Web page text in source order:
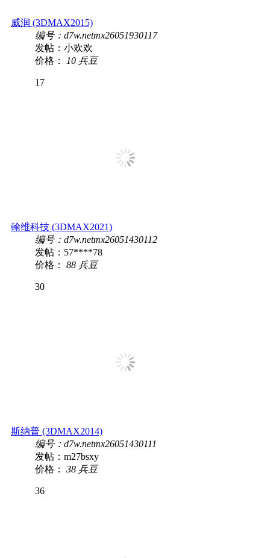
威润 (3DMAX2015)
编号：d7w.netmx26051930117
发帖：小欢欢
价格：
10 兵豆
17
翰维科技 (3DMAX2021)
编号：d7w.netmx26051430112
发帖：57****78
价格：
88 兵豆
30
斯纳普 (3DMAX2014)
编号：d7w.netmx26051430111
发帖：m27bsxy
价格：
38 兵豆
36